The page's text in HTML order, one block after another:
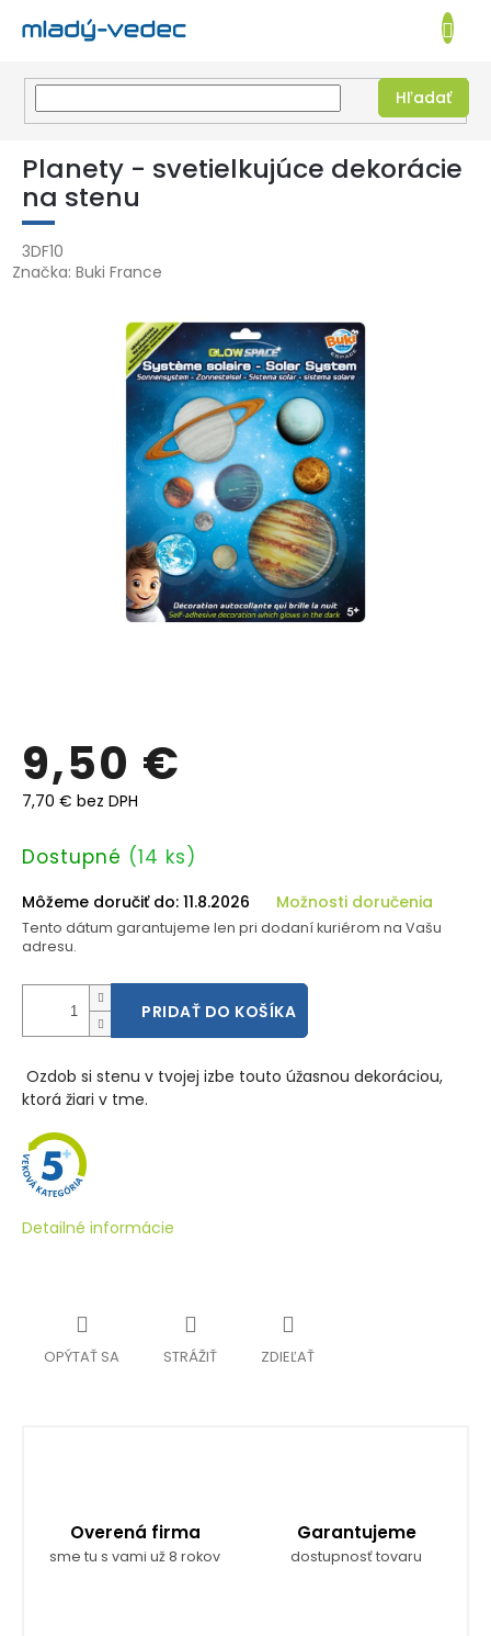
Prejsť
obsah
EUR
Hľadať
KOŠÍK
Planety - svetielkujúce dekorácie
na stenu
3DF10
Značka: Buki France
9,50 €
7,70 € bez DPH
Jednotková
Dostupné (14 ks)
Môžeme doručiť do: 11.8.2026 Možnosti doručenia
Tento dátum garantujeme len pri dodaní kuriérom na Vašu
adresu.
PRIDAŤ DO KOŠÍKA
Ozdob si stenu v tvojej izbe touto úžasnou dekoráciou,
ktorá žiari v tme.
Detailné informácie
OPÝTAŤ SA STRÁŽIŤ ZDIEĽAŤ
Overená firma
sme tu s vami už 8 rokov
Garantujeme
dostupnosť tovaru